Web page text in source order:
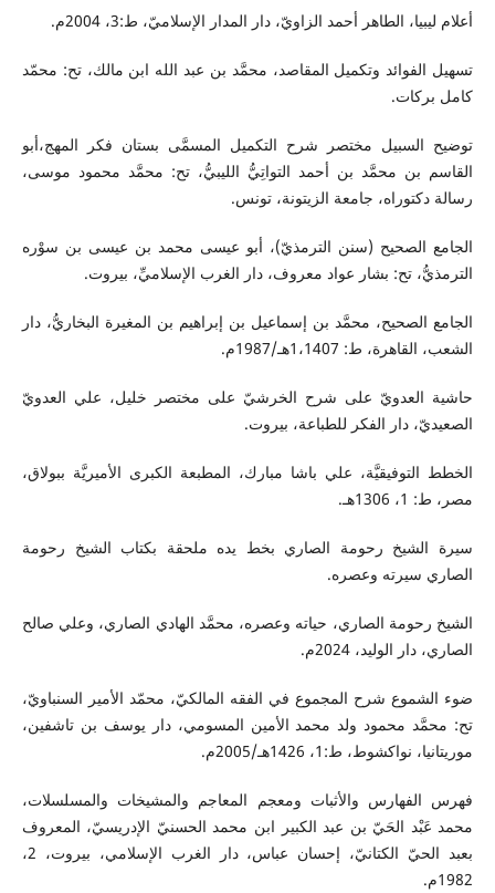
أعلام ليبيا، الطاهر أحمد الزاويّ، دار المدار الإسلاميّ، ط:3، 2004م.
تسهيل الفوائد وتكميل المقاصد، محمَّد بن عبد الله ابن مالك، تح: محمّد
كامل بركات.
توضيح السبيل مختصر شرح التكميل المسمَّى بستان فكر المهج،أبو
القاسم بن محمَّد بن أحمد التواتِيُّ الليبيُّ، تح: محمَّد محمود موسى،
رسالة دكتوراه، جامعة الزيتونة، تونس.
الجامع الصحيح (سنن الترمذيّ)، أبو عيسى محمد بن عيسى بن سوْره
الترمذيُّ، تح: بشار عواد معروف، دار الغرب الإسلاميِّ، بيروت.
الجامع الصحيح، محمَّد بن إسماعيل بن إبراهيم بن المغيرة البخاريُّ، دار
الشعب، القاهرة، ط: 1،1407هـ/1987م.
حاشية العدويّ على شرح الخرشيّ على مختصر خليل، علي العدويّ
الصعيديّ، دار الفكر للطباعة، بيروت.
الخطط التوفيقيَّة، علي باشا مبارك، المطبعة الكبرى الأميريَّة ببولاق،
مصر، ط: 1، 1306هـ.
سيرة الشيخ رحومة الصاري بخط يده ملحقة بكتاب الشيخ رحومة
الصاري سيرته وعصره.
الشيخ رحومة الصاري، حياته وعصره، محمَّد الهادي الصاري، وعلي صالح
الصاري، دار الوليد، 2024م.
ضوء الشموع شرح المجموع في الفقه المالكيّ، محمّد الأمير السنباويّ،
تح: محمَّد محمود ولد محمد الأمين المسومي، دار يوسف بن تاشفين،
موريتانيا، نواكشوط، ط:1، 1426هـ/2005م.
فهرس الفهارس والأثبات ومعجم المعاجم والمشيخات والمسلسلات،
محمد عَبْد الحَيّ بن عبد الكبير ابن محمد الحسنيّ الإدريسيّ، المعروف
بعبد الحيّ الكتانيّ، إحسان عباس، دار الغرب الإسلامي، بيروت، 2،
1982م.